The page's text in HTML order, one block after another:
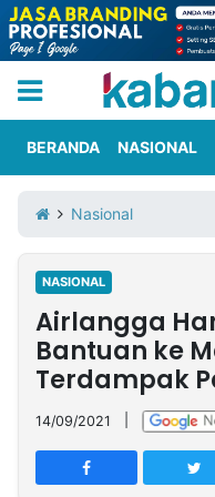
Iklan
Berita
Kami
Nasional
International
Olahraga
Entertainment
Daerah
Pariwisata
Kuliner
Kolom
Network
PT
TREETAN
BERANDA NASIONAL
Nasional
NASIONAL
Airlangga
Bantuan ke
Terdampak
14/09/2021